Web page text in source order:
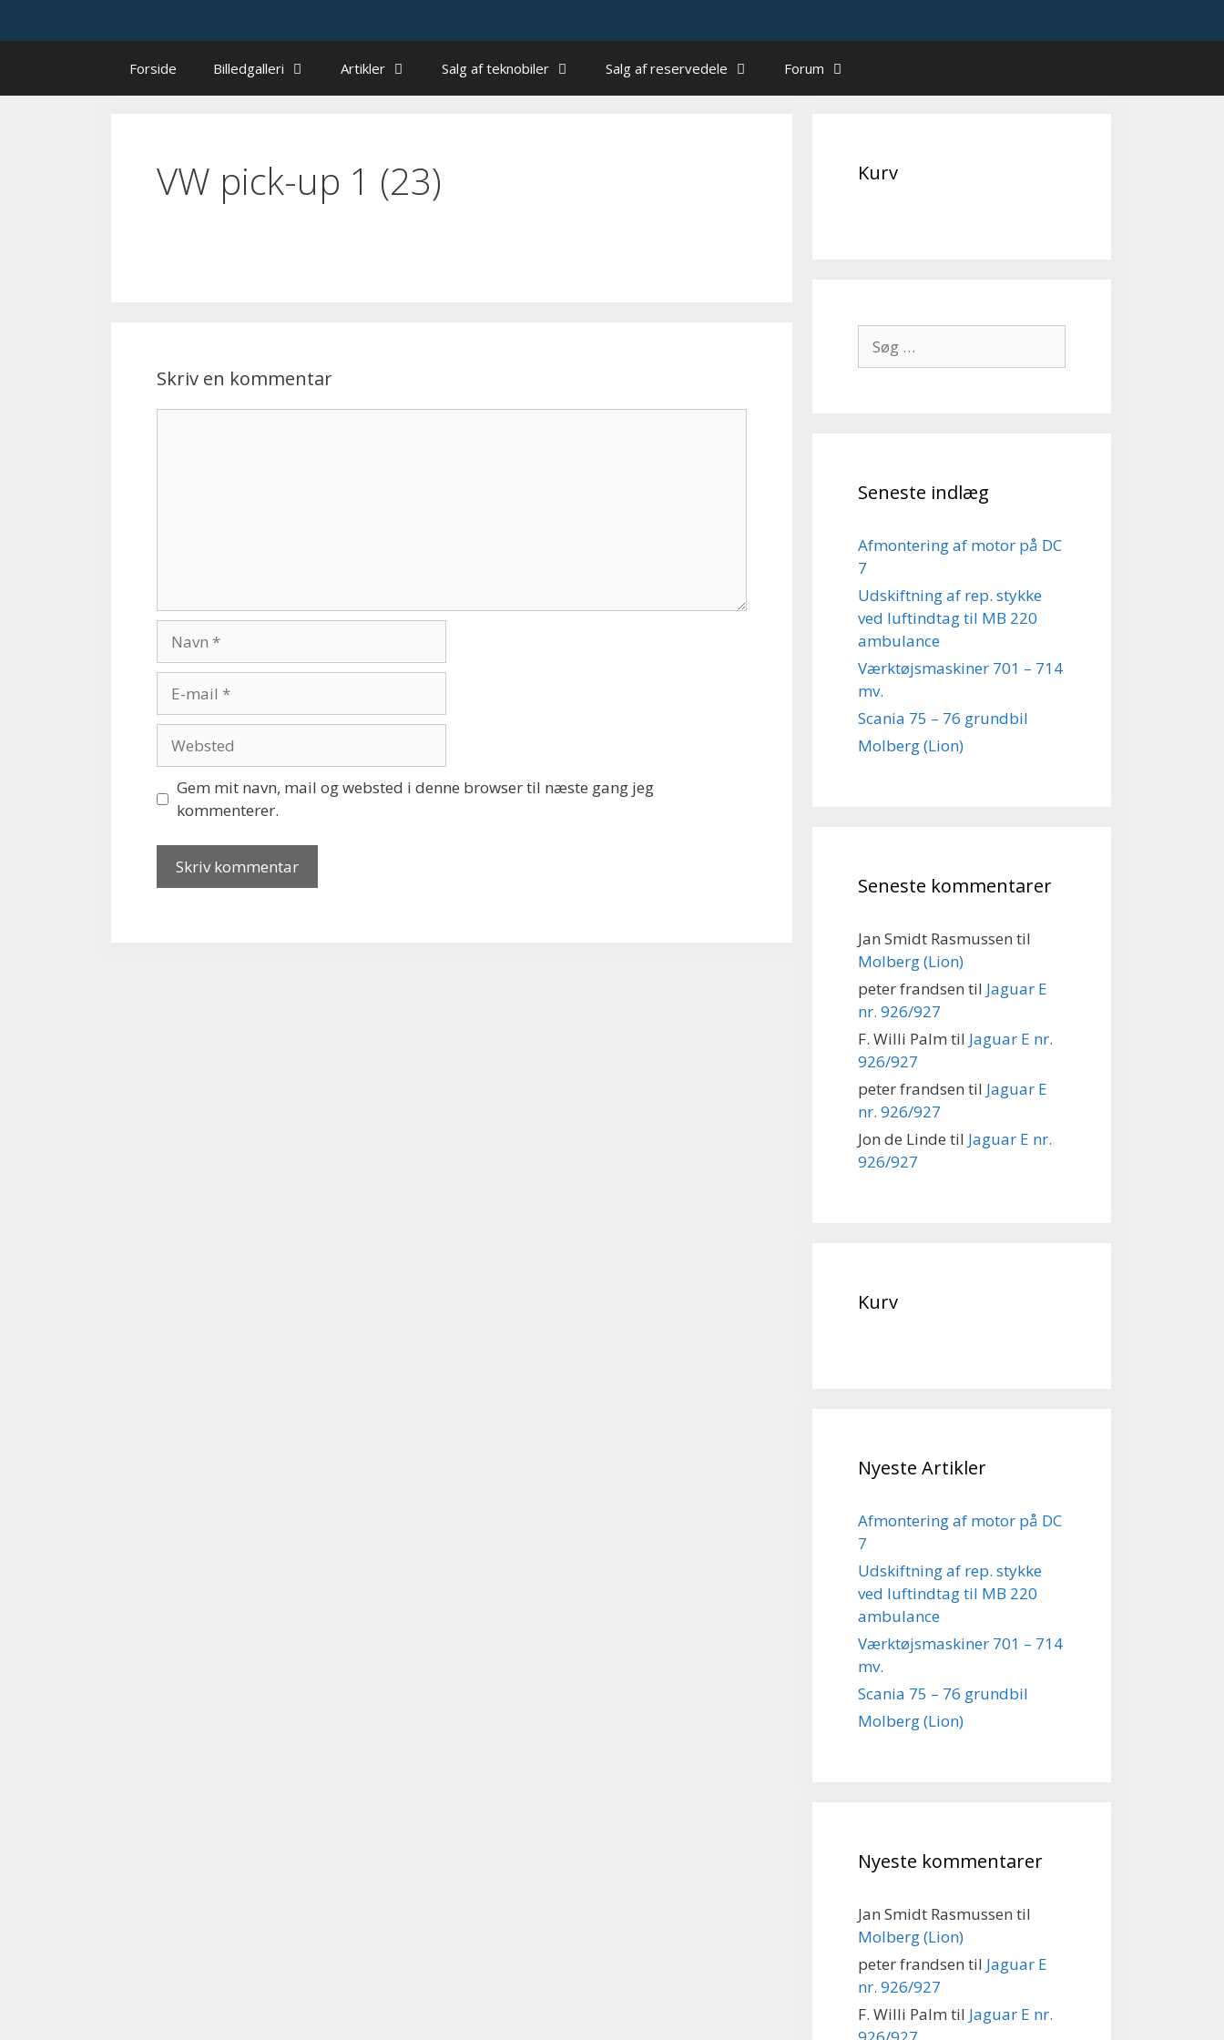
Forside Billedgalleri Artikler Salg af teknobiler Salg af reservedele Forum
VW pick-up 1 (23)
Skriv en kommentar
mail
Gem mit navn, mail og websted i denne browser til næste gang jeg
kommenterer.
Kurv
efter:
Seneste indlæg
Afmontering af motor på DC
7
Udskiftning af rep. stykke
ved luftindtag til MB 220
ambulance
Værktøjsmaskiner 701 – 714
mv.
Scania 75 – 76 grundbil
Molberg (Lion)
Seneste kommentarer
Jan Smidt Rasmussen til
Molberg (Lion)
peter frandsen til Jaguar E
nr. 926/927
F. Willi Palm til Jaguar E nr.
926/927
peter frandsen til Jaguar E
nr. 926/927
Jon de Linde til Jaguar E nr.
926/927
Kurv
Nyeste Artikler
Afmontering af motor på DC
7
Udskiftning af rep. stykke
ved luftindtag til MB 220
ambulance
Værktøjsmaskiner 701 – 714
mv.
Scania 75 – 76 grundbil
Molberg (Lion)
Nyeste kommentarer
Jan Smidt Rasmussen til
Molberg (Lion)
peter frandsen til Jaguar E
nr. 926/927
F. Willi Palm til Jaguar E nr.